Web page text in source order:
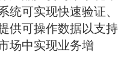
统可实现快速验证、
供可操作数据以支持
场中实现业务增